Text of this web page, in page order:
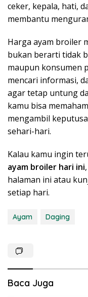
ceker, kepala, hati,
membantu
Harga ayam broiler
bukan berarti tidak
maupun konsumen
mencari informasi,
agar tetap untung
kamu bisa
mengambil
sehari-hari.
Kalau kamu ingin
ayam broiler hari ini
halaman ini atau
setiap hari.
Ayam Daging
Baca Juga